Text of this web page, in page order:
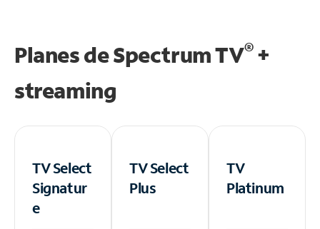
Planes de Spectrum TV®+
streaming
TV Select
Signatur
e
TV Select
Plus
TV
Platinum